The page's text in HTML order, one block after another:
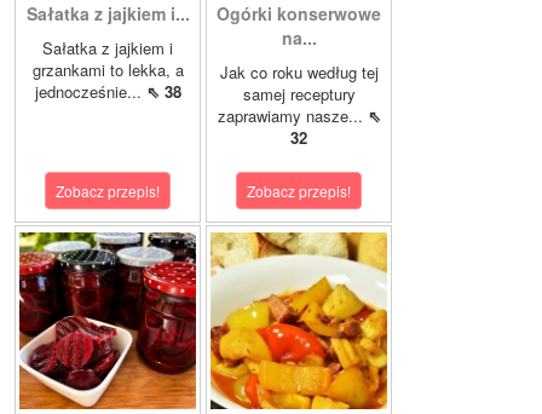
Sałatka z jajkiem i...
Sałatka z jajkiem i
grzankami to lekka, a
jednocześnie... ⇖ 38
Zobacz przepis!
Ogórki konserwowe
na...
Jak co roku według tej
samej receptury
zaprawiamy nasze... ⇖
32
Zobacz przepis!